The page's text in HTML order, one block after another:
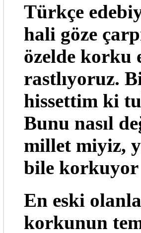
Türkçe
hali göze
özelde korku
rastlıyoruz.
hissettim ki
Bunu nasıl
millet miyiz,
bile korkuyor
En eski
korkunun